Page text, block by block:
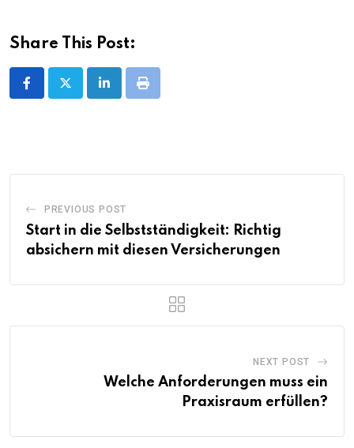
Share This Post:
LinkedInPrint
PREVIOUS POST
Start in die Selbstständigkeit: Richtig
absichern mit diesen Versicherungen
NEXT POST
Welche Anforderungen muss ein
Praxisraum erfüllen?